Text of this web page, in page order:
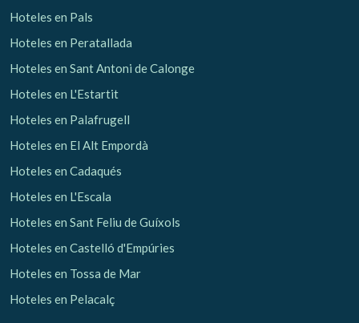
Hoteles en Pals
Hoteles en Peratallada
Hoteles en Sant Antoni de Calonge
Hoteles en L'Estartit
Hoteles en Palafrugell
Hoteles en El Alt Empordà
Hoteles en Cadaqués
Hoteles en L'Escala
Hoteles en Sant Feliu de Guíxols
Hoteles en Castelló d'Empúries
Hoteles en Tossa de Mar
Hoteles en Pelacalç